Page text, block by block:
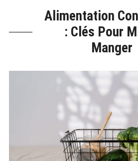
Alimentation
: Clés Pour
Manger